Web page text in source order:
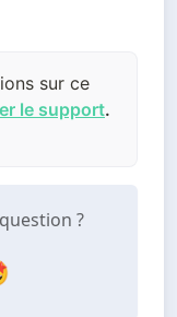
sur ce
le support.
?